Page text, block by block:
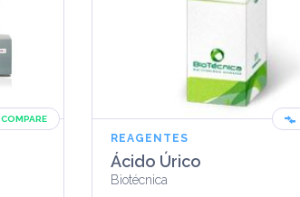
COMPARE
REAGENTES
Ácido Úrico
Biotécnica